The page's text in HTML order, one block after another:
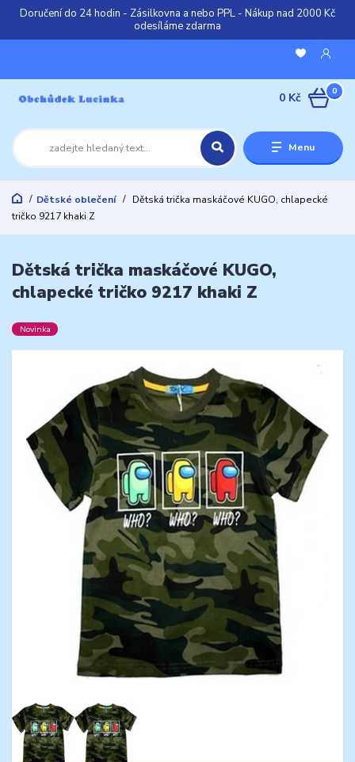
Doručení do 24 hodin - Zásilkovna a nebo PPL - Nákup nad 2000 Kč
odesíláme zdarma
Menu
0
0 Kč
Dětské oblečení
Dětská trička maskáčové KUGO, chlapecké
tričko 9217 khaki Z
Dětská trička maskáčové KUGO,
chlapecké tričko 9217 khaki Z
Novinka